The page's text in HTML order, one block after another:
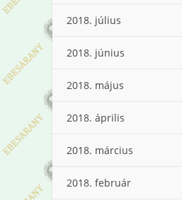
2018. július
2018. június
2018. május
2018. április
2018. március
2018. február